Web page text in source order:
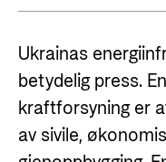
For næringslivet
fornybar energi
Norad -
Historie
Kontakt
Ukrainas
betydelig press.
kraftforsyning er
av sivile,